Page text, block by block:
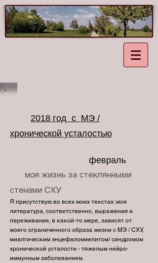
2018 год с МЭ /
хронической усталостью
февраль
моя жизнь за стеклянными
стенами СХУ
Я присутствую во всех моих текстах: моя
литература, соответственно, выражения и
переживания, в какой-то мере, зависят от
моего ограниченного образа жизни с MЭ / CХУ,
миалгическим энцефаломиелитом/ синдромом
хронической усталости - тяжелым нейро-
иммунным заболеванием.